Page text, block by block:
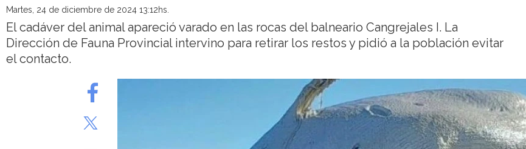
Martes, 24 de diciembre de 2024 13:12hs.
El cadáver del animal apareció varado en las rocas del balneario Cangrejales I. La
Dirección de Fauna Provincial intervino para retirar los restos y pidió a la población evitar
el contacto.